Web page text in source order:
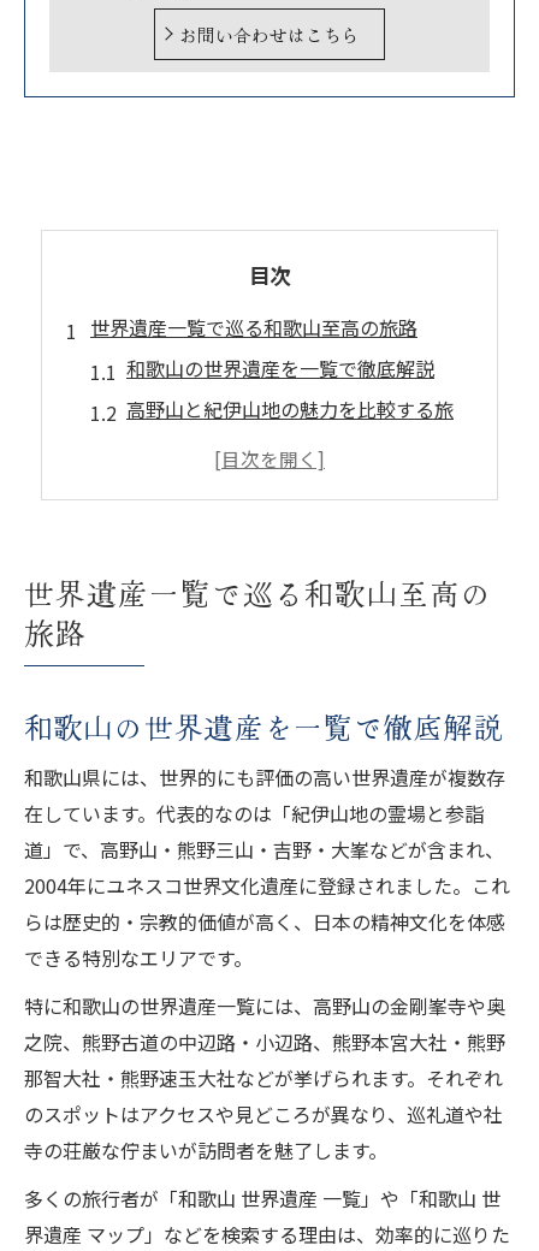
お問い合わせはこちら
目次
世界遺産一覧で巡る和歌山至高の旅路
和歌山の世界遺産を一覧で徹底解説
高野山と紀伊山地の魅力を比較する旅
世界遺産で体感する和歌山の奥深さ
高野山世界遺産の歴史と成り立ち
高野山の絶景と参拝の醍醐味を解説
世界遺産としての高野山の価値とは
紀伊山地が誇る絶景と神秘の魅力
紀伊山地世界遺産の自然美を体感
高野山から続く紀伊山地の絶景巡り
世界遺産に残る紀伊山地の神話と伝説
紀伊山地で味わう心癒やす時間とは
熊野古道で味わう世界遺産の感動
熊野古道世界遺産の歩き方と心得
高野山から熊野古道への巡礼体験
紀伊山地に息づく熊野古道の魅力発見
世界遺産熊野古道の神秘と歴史探訪
世界遺産一覧で巡る和歌山至高の
旅路
和歌山の世界遺産を一覧で徹底解説
和歌山県には、世界的にも評価の高い世界遺産が複数存
在しています。代表的なのは「紀伊山地の霊場と参詣
道」で、高野山・熊野三山・吉野・大峯などが含まれ、
2004年にユネスコ世界文化遺産に登録されました。これ
らは歴史的・宗教的価値が高く、日本の精神文化を体感
できる特別なエリアです。
特に和歌山の世界遺産一覧には、高野山の金剛峯寺や奥
之院、熊野古道の中辺路・小辺路、熊野本宮大社・熊野
那智大社・熊野速玉大社などが挙げられます。それぞれ
のスポットはアクセスや見どころが異なり、巡礼道や社
寺の荘厳な佇まいが訪問者を魅了します。
多くの旅行者が「和歌山 世界遺産 一覧」や「和歌山 世
界遺産 マップ」などを検索する理由は、効率的に巡りた